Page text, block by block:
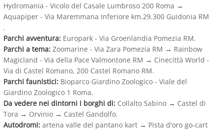
Hydromania - Vicolo del Casale Lumbroso 200 Roma →
Aquapiper - Via Maremmana Inferiore km.29.300 Guidonia RM
.
Parchi avventura: Europark - Via Groenlandia Pomezia RM.
Parchi a tema: Zoomarine - Via Zara Pomezia RM → Rainbow
Magicland - Via della Pace Valmontone RM → Cinecittà World -
Via di Castel Romano, 200 Castel Romano RM.
Parchi faunistici: Bioparco Giardino Zoologico - Viale del
Giardino Zoologico 1 Roma.
Da vedere nei dintorni i borghi di: Collalto Sabino → Castel di
Tora → Orvinio → Castel Gandolfo.
Autodromi: artena valle del pantano kart → Pista d'oro go-cart